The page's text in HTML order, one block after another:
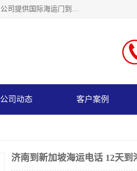
广州乐风国际货运代理有限公司主要从事：义乌新加坡物流、广州到菲律宾拼箱、义乌新加坡海运专线；公司提供国际海运门到门一条龙服务，目前开通的国际海运线路有：澳大利亚国际海运双清到门、美国国际海运双清到门、加拿大国际海运双清到门、新西兰国际海运双清到门等等。以上线路，客户的无论是发小散货拼箱或者包柜发运，我们均可以提供一条龙到门服务，乐风公司有着8年的国际货运到门经验。
公司动态 客户案例
济南到新加坡海运电话 12天到